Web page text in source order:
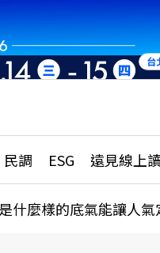
民調 ESG 遠見線上讀
涯攻略
查全解析
更多
什麼樣的底氣能讓人氣